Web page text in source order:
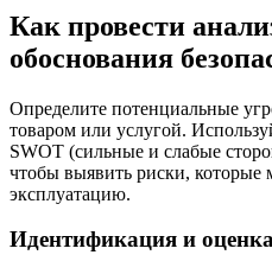
Как провести
обоснования
Определите потенциальные
товаром или услугой.
SWOT (сильные и слабые
чтобы выявить риски, которые
эксплуатацию.
Идентификация и